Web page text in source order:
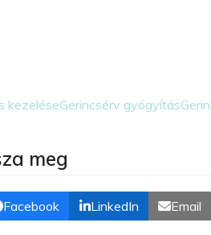
kezeléseGerincsérv gyógyítás
meg
Facebook LinkedIn Email